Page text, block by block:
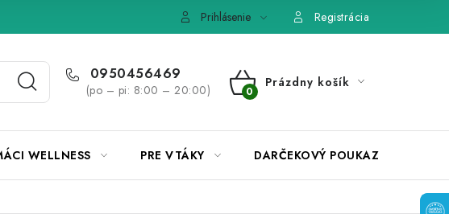
Pravidlá súťaží na Facebooku
Prihlásenie Registrácia
0950456469
(po – pi: 8:00 – 20:00)
NÁKUPNÝ
Prázdny košík
WELLNESS PRE VTÁKY DARČEKOVÝ POUKAZ